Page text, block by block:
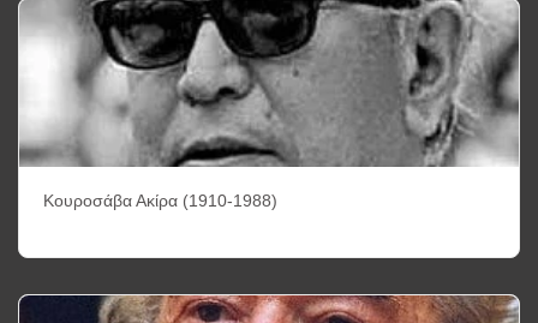
Κουροσάβα Ακίρα (1910-1988)